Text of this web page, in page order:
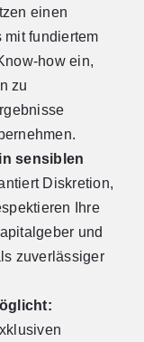
einen
mit fundiertem
how ein,
zu
sensiblen
Diskretion,
Ihre
und
zuverlässiger